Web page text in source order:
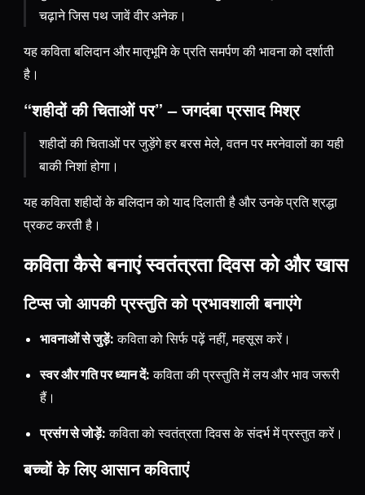
चढ़ाने जिस पथ जावें वीर अनेक।
यह कविता बलिदान और मातृभूमि के प्रति समर्पण की भावना को दर्शाती
है।
“शहीदों की चिताओं पर” – जगदंबा प्रसाद मिश्र
शहीदों की चिताओं पर जुड़ेंगे हर बरस मेले, वतन पर मरनेवालों का यही
बाकी निशां होगा।
यह कविता शहीदों के बलिदान को याद दिलाती है और उनके प्रति श्रद्धा
प्रकट करती है।
कविता कैसे बनाएं स्वतंत्रता दिवस को और खास
टिप्स जो आपकी प्रस्तुति को प्रभावशाली बनाएंगे
भावनाओं से जुड़ें: कविता को सिर्फ पढ़ें नहीं, महसूस करें।
स्वर और गति पर ध्यान दें: कविता की प्रस्तुति में लय और भाव जरूरी
हैं।
प्रसंग से जोड़ें: कविता को स्वतंत्रता दिवस के संदर्भ में प्रस्तुत करें।
बच्चों के लिए आसान कविताएं